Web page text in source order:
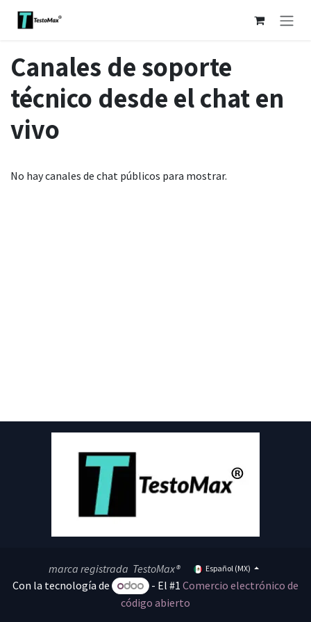
Ir al contenido
Canales de soporte
técnico desde el chat en
vivo
No hay canales de chat públicos para mostrar.
marca registrada TestoMax® Español (MX)
Con la tecnología de - El #1Comercio electrónico de
código abierto